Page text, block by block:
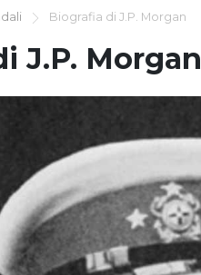
Biografia di J.P. Morgan
J.P. Morgan